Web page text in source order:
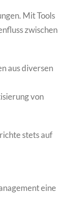
Mit Tools
zwischen
aus diversen
von
stets auf
eine